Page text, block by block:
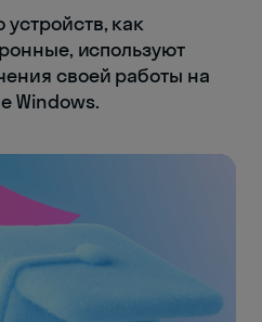
как
используют
своей работы на
Windows.